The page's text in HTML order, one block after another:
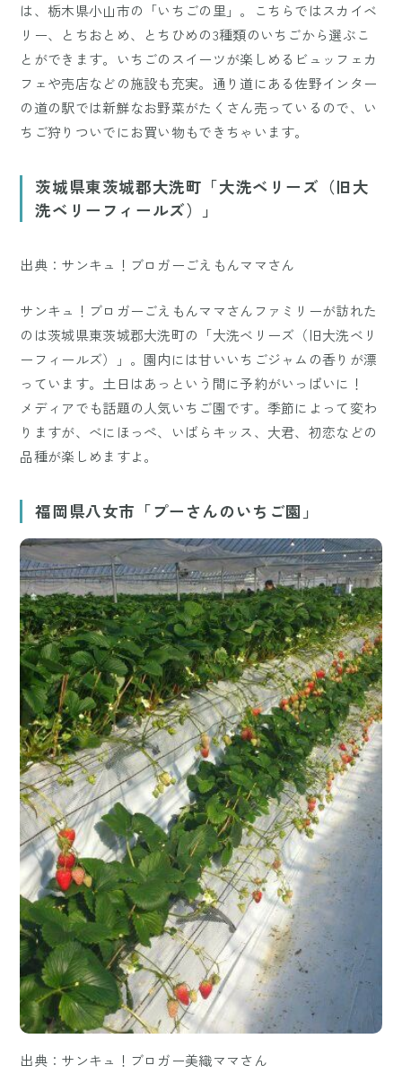
は、栃木県小山市の「いちごの里」。こちらではスカイベ
リー、とちおとめ、とちひめの3種類のいちごから選ぶこ
とができます。いちごのスイーツが楽しめるビュッフェカ
フェや売店などの施設も充実。通り道にある佐野インター
の道の駅では新鮮なお野菜がたくさん売っているので、い
ちご狩りついでにお買い物もできちゃいます。
茨城県東茨城郡大洗町「大洗ベリーズ（旧大
洗ベリーフィールズ）」
出典：サンキュ！ブロガーごえもんママさん
サンキュ！ブロガーごえもんママさんファミリーが訪れた
のは茨城県東茨城郡大洗町の「大洗ベリーズ（旧大洗ベリ
ーフィールズ）」。園内には甘いいちごジャムの香りが漂
っています。土日はあっという間に予約がいっぱいに！
メディアでも話題の人気いちご園です。季節によって変わ
りますが、べにほっぺ、いばらキッス、大君、初恋などの
品種が楽しめますよ。
福岡県八女市「プーさんのいちご園」
出典：サンキュ！ブロガー美織ママさん